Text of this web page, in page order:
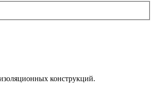
конструкций.